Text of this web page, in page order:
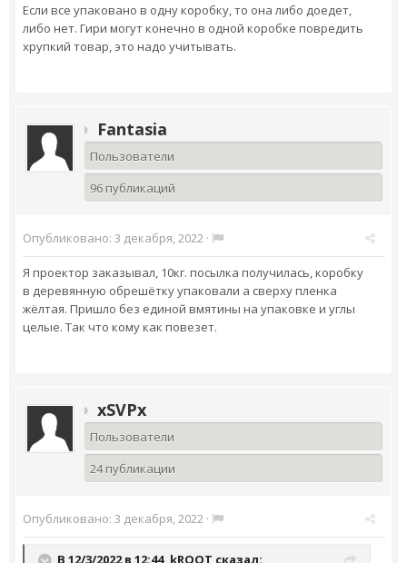
Если все упаковано в одну коробку, то она либо доедет,
либо нет. Гири могут конечно в одной коробке повредить
хрупкий товар, это надо учитывать.
Fantasia
Пользователи
96 публикаций
Опубликовано: 3 декабря, 2022 ·
Я проектор заказывал, 10кг. посылка получилась, коробку
в деревянную обрешётку упаковали а сверху пленка
жёлтая. Пришло без единой вмятины на упаковке и углы
целые. Так что кому как повезет.
xSVPx
Пользователи
24 публикации
Опубликовано: 3 декабря, 2022 ·
В 12/3/2022 в 12:44, kROOT сказал: